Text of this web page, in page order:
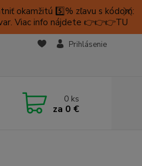
okamžitú 5️⃣% zľavu s kódom:
Viac info nájdete 👉👉👉TU
Prihlásenie
0 ks
za 0 €